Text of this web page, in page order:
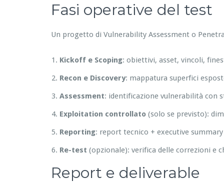
Fasi operative del test
Un progetto di Vulnerability Assessment o
Kickoff e Scoping: obiettivi, asset, vincoli,
Recon e Discovery: mappatura superfici
Assessment: identificazione vulnerabilità con
Exploitation controllato (solo se previsto):
Reporting: report tecnico + executive
Re-test (opzionale): verifica delle correzioni e
Report e deliverable